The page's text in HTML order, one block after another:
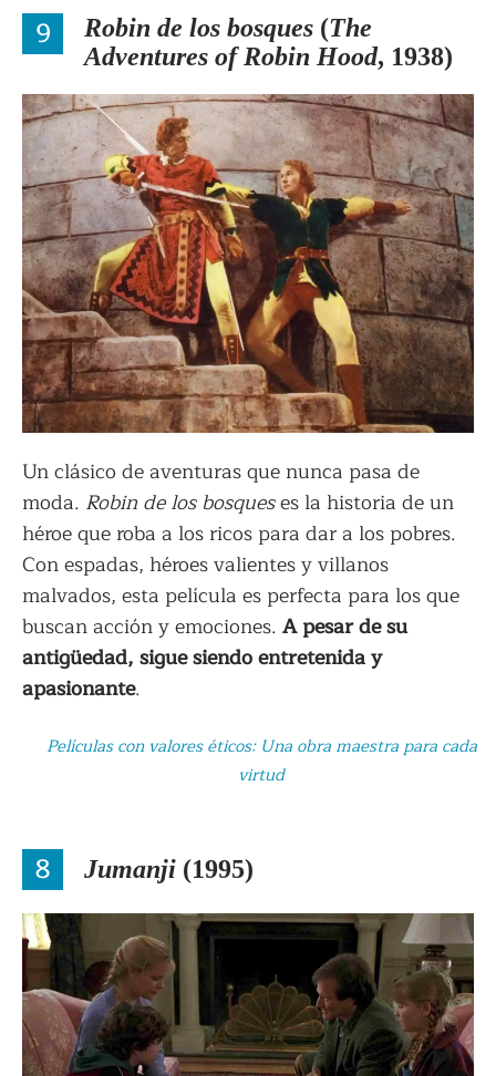
9 Robin de los bosques (The
Adventures of Robin Hood, 1938)
Un clásico de aventuras que nunca pasa de
moda. Robin de los bosqueses la historia de un
héroe que roba a los ricos para dar a los pobres.
Con espadas, héroes valientes y villanos
malvados, esta película es perfecta para los que
buscan acción y emociones. A pesar de su
antigüedad, sigue siendo entretenida y
apasionante.
Películas con valores éticos: Una obra maestra para cada
virtud
8 Jumanji (1995)